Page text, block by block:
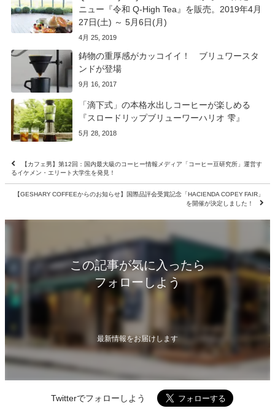
ニュー『令和 Q-High Tea』を販売。2019年4月
27日(土) ～ 5月6日(月)
4月 25, 2019
鋳物の重厚感がカッコイイ！ ブリュワースタ
ンドが登場
9月 16, 2017
「滴下式」の本格水出しコーヒーが楽しめる
『スロードリップブリューワーハリオ 雫』
5月 28, 2018
【カフェ男】第12回：国内最大級のコーヒー情報メディア「コーヒー豆研究所」運営す
るイケメン・エリート大学生を発見！
【GESHARY COFFEEからのお知らせ】国際品評会受賞記念「HACIENDA COPEY FAIR」
を開催が決定しました！
この記事が気に入ったら
フォローしよう
最新情報をお届けします
Twitterでフォローしよう